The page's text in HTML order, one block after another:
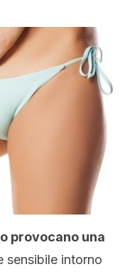
provocano una
sensibile intorno